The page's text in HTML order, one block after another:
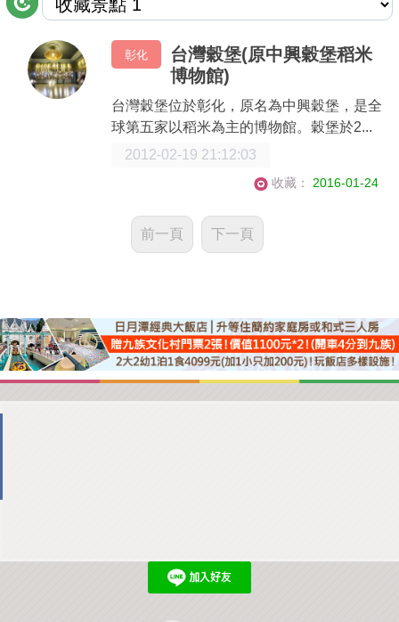
聯絡我們
APP下載
彰化
台灣穀堡(原中興穀堡稻米
博物館)
台灣穀堡位於彰化，原名為中興穀堡，是全
球第五家以稻米為主的博物館。穀堡於2...
2012-02-19 21:12:03
收藏： 2016-01-24
前一頁 下一頁